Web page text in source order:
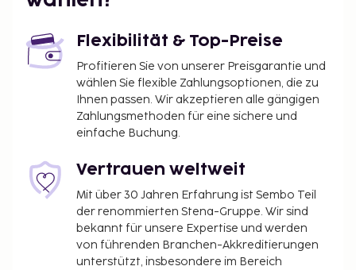
Flexibilität & Top-Preise
Profitieren Sie von unserer Preisgarantie und
wählen Sie flexible Zahlungsoptionen, die zu
Ihnen passen. Wir akzeptieren alle gängigen
Zahlungsmethoden für eine sichere und
einfache Buchung.
Vertrauen weltweit
Mit über 30 Jahren Erfahrung ist Sembo Teil
der renommierten Stena-Gruppe. Wir sind
bekannt für unsere Expertise und werden
von führenden Branchen-Akkreditierungen
unterstützt, insbesondere im Bereich